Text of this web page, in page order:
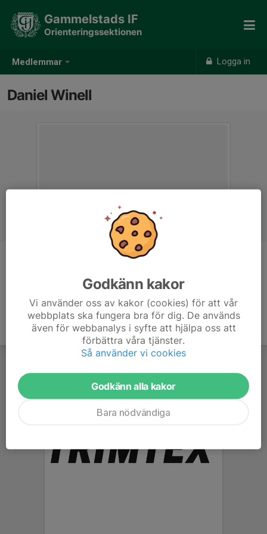
Medlemmar Logga in
Gammelstads IF
Orienteringssektionen
Daniel Winell
Godkänn kakor
Vi använder oss av kakor (cookies) för att vår
webbplats ska fungera bra för dig. De används
även för webbanalys i syfte att hjälpa oss att
förbättra våra tjänster.
Så använder vi cookies
Godkänn alla kakor
Bara nödvändiga